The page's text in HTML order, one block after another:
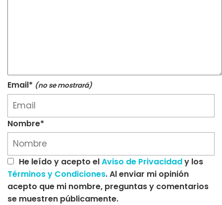
Email* (no se mostrará)
Nombre*
He leído y acepto elAviso de Privacidady los
Términos y Condiciones. Al enviar mi opinión
acepto que mi nombre, preguntas y comentarios
se muestren públicamente.